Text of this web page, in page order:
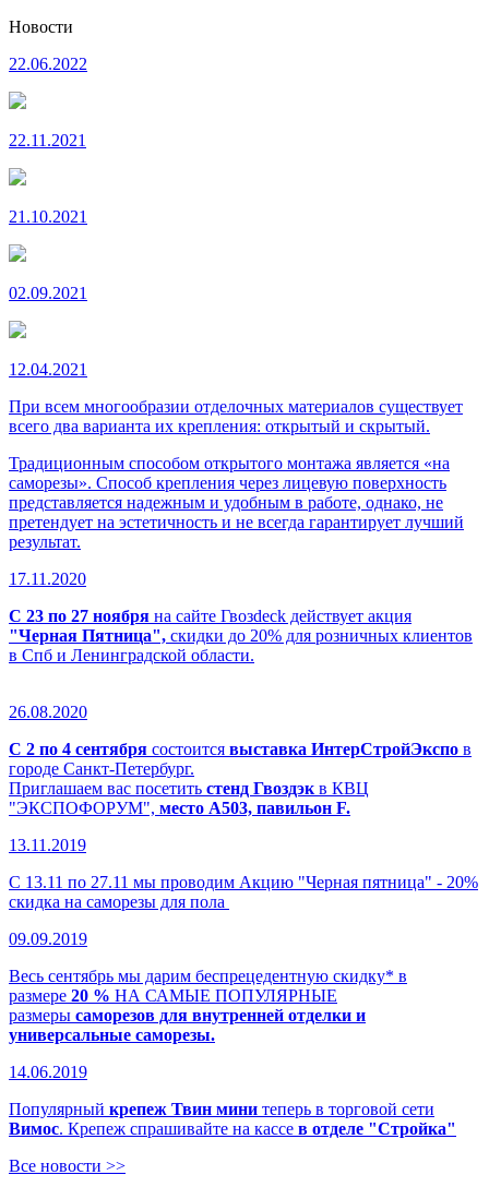
Новости
22.06.2022
22.11.2021
21.10.2021
02.09.2021
12.04.2021
При всем многообразии отделочных материалов существует
всего два варианта их крепления: открытый и скрытый.
Традиционным способом открытого монтажа является «на
саморезы». Способ крепления через лицевую поверхность
представляется надежным и удобным в работе, однако, не
претендует на эстетичность и не всегда гарантирует лучший
результат.
17.11.2020
С 23 по 27 ноября на сайте Гвозdeck действует акция
"Черная Пятница", скидки до 20% для розничных клиентов
в Спб и Ленинградской области.
26.08.2020
С 2 по 4 сентября состоится выставка ИнтерСтройЭкспо в
городе Санкт-Петербург.
Приглашаем вас посетить стенд Гвоздэк в КВЦ
"ЭКСПОФОРУМ", место А503, павильон F.
13.11.2019
С 13.11 по 27.11 мы проводим Акцию "Черная пятница" - 20%
скидка на саморезы для пола
09.09.2019
Весь сентябрь мы дарим беспрецедентную скидку* в
размере 20 % НА САМЫЕ ПОПУЛЯРНЫЕ
размеры саморезов для внутренней отделки и
универсальные саморезы.
14.06.2019
Популярный крепеж Твин мини теперь в торговой сети
Вимос. Крепеж спрашивайте на кассе в отделе "Стройка"
Все новости >>